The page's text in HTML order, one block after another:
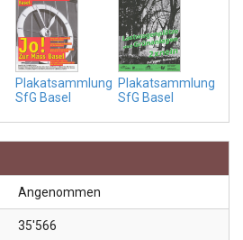
Plakatsammlung
SfG Basel
Plakatsammlung
SfG Basel
Angenommen
35'566